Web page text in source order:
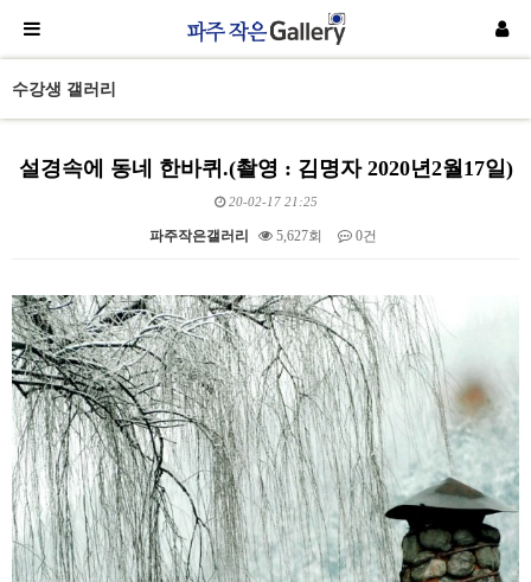
수강생 갤러리
설경속에 동네 한바퀴.(촬영 : 김명자 2020년2월17일)
20-02-17 21:25
파주작은갤러리 5,627회 0건
본문